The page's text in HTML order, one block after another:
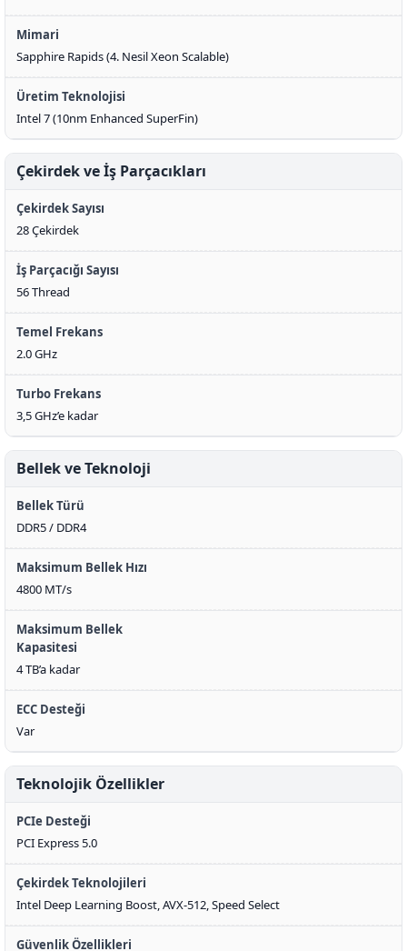
Mimari
Sapphire Rapids (4. Nesil Xeon Scalable)
Üretim Teknolojisi
Intel 7 (10nm Enhanced SuperFin)
Çekirdek ve İş Parçacıkları
Çekirdek Sayısı
28 Çekirdek
İş Parçacığı Sayısı
56 Thread
Temel Frekans
2.0 GHz
Turbo Frekans
3,5 GHz’e kadar
Bellek ve Teknoloji
Bellek Türü
DDR5 / DDR4
Maksimum Bellek Hızı
4800 MT/s
Maksimum Bellek
Kapasitesi
4 TB’a kadar
ECC Desteği
Var
Teknolojik Özellikler
PCIe Desteği
PCI Express 5.0
Çekirdek Teknolojileri
Intel Deep Learning Boost, AVX-512, Speed Select
Güvenlik Özellikleri